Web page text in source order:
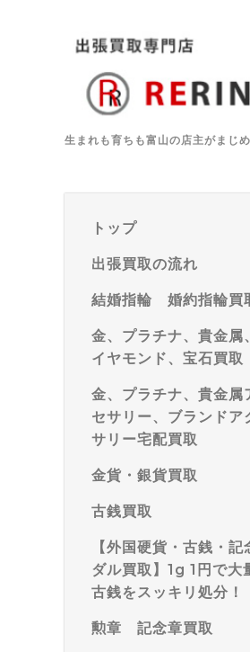
生まれも育ちも富山の店主がまじ
トップ
出張買取の流れ
結婚指輪 婚約指輪買
金、プラチナ、貴金属
イヤモンド、宝石買取
金、プラチナ、貴金属
セサリー、ブランドア
サリー宅配買取
金貨・銀貨買取
古銭買取
【外国硬貨・古銭・記
ダル買取】1g 1円で大
古銭をスッキリ処分！
勲章 記念章買取